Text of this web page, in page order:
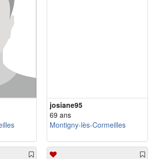
josiane95
69 ans
Montigny-lès-Cormeilles